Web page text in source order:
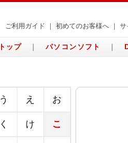
ご利用ガイド 初めてのお客様へ サ
トップ ｜ パソコンソフト ｜
う え お
く け こ